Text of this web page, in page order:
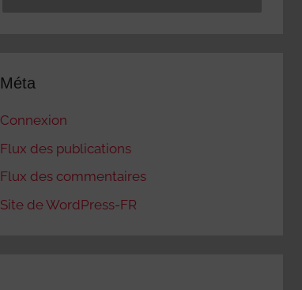
Méta
Connexion
Flux des publications
Flux des commentaires
Site de WordPress-FR